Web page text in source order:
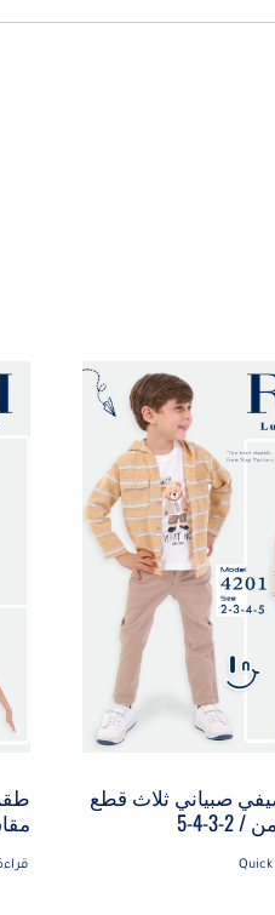
صبياني ثلاث قطع
3-4-5